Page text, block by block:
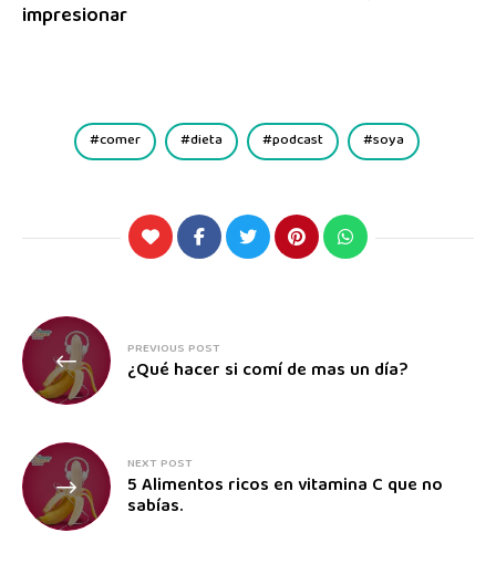
impresionar
comer dieta podcast soya
PREVIOUS POST
¿Qué hacer si comí de mas un día?
NEXT POST
5 Alimentos ricos en vitamina C que no
sabías.